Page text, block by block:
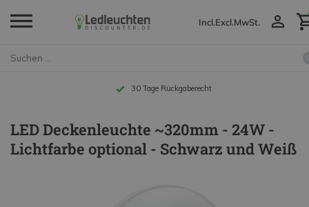
Incl.Excl.MwSt.
LED Deckenleuchte ~320mm - 24W -
Lichtfarbe optional - Schwarz und Weiß